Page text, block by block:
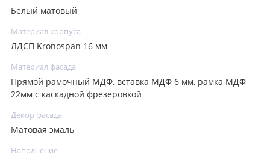
Белый матовый
Материал корпуса
ЛДСП Kronospan 16 мм
Материал фасада
Прямой рамочный МДФ, вставка МДФ 6 мм, рамка МДФ
22мм с каскадной фрезеровкой
Декор фасада
Матовая эмаль
Наполнение